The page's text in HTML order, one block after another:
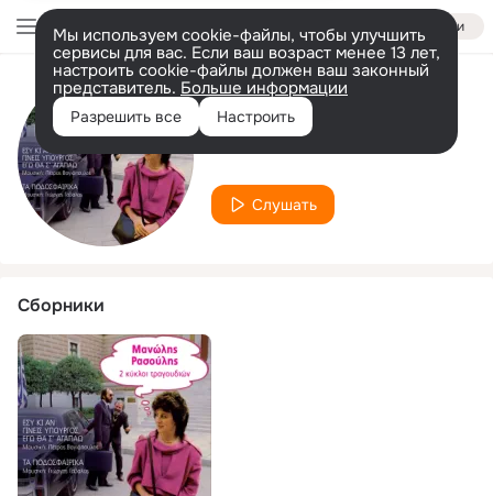
Войти
Мы используем cookie-файлы, чтобы улучшить
сервисы для вас. Если ваш возраст менее 13 лет,
настроить cookie-файлы должен ваш законный
представитель. Больше информации
Разрешить все Настроить
Исполнитель
Gvrilis Astrinos
Слушать
Сборники